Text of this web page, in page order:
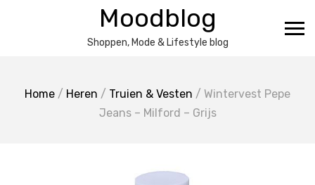
Moodblog
Shoppen, Mode & Lifestyle blog
Home / Heren / Truien & Vesten / Wintervest Pepe
Jeans – Milford – Grijs